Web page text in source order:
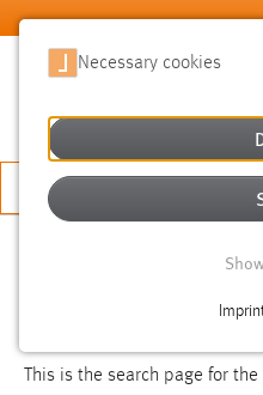
Skip to main content
This is the search page for
Necessary cookies